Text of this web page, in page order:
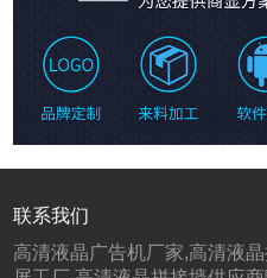
联系我们
高清液晶广告机厂家,高清液